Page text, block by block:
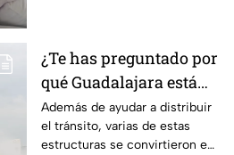
¿Te has preguntado por
qué Guadalajara está
llena de glorietas? Esta
es la razón
Además de ayudar a distribuir
el tránsito, varias de estas
estructuras se convirtieron en